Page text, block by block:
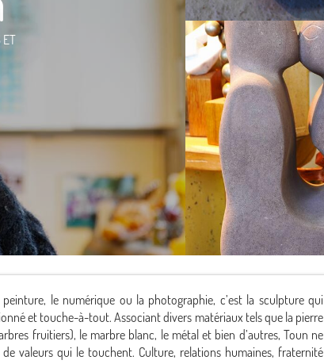
ET
le numérique ou la photographie, c’est la sculpture qui
et touche-à-tout. Associant divers matériaux tels que la pierre
fruitiers), le marbre blanc, le métal et bien d’autres, Toun ne
valeurs qui le touchent. Culture, relations humaines, fraternité